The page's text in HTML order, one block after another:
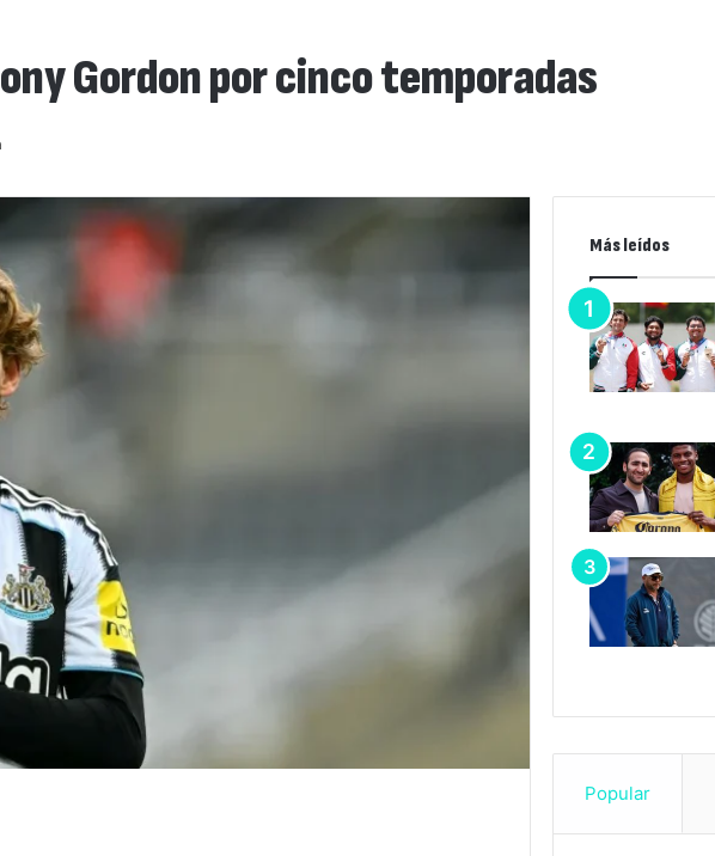
Gordon por cinco temporadas
Más leídos
Popular